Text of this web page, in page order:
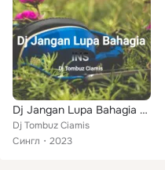
Dj Jangan Lupa Bahagia Remix Ins
Dj Tombuz Ciamis
Сингл
2023